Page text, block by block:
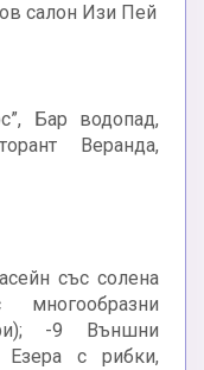
салон Изи Пей
Бар водопад,
Веранда,
със солена
-9 Външни
Езера с рибки,